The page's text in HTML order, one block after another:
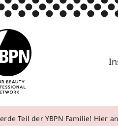
Teil der YBPN Familie! Hier